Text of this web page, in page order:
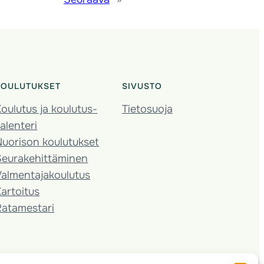
ja koulutus­
koulutukset
SIVUSTO
Tietosuoja